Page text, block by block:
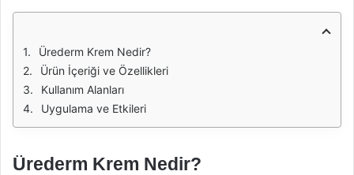
Ürederm Krem Nedir?
Ürün İçeriği ve Özellikleri
Kullanım Alanları
Uygulama ve Etkileri
Ürederm Krem Nedir?